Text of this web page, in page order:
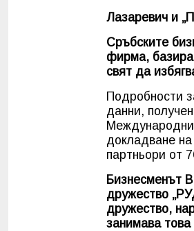
Лазаревич и
Сръбските
фирма,
свят да
Подробности
данни,
докладване
партньори от
Бизнесменът
дружество
дружество,
занимава